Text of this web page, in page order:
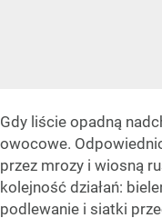
Gdy liście opadną
owocowe.
przez mrozy i wiosną
kolejność działań:
podlewanie i siatki